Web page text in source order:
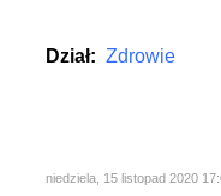
Dział: Zdrowie
niedziela, 15 listopad 2020